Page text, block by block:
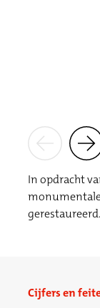
In opdracht
gerestaureerd.
Cijfers en